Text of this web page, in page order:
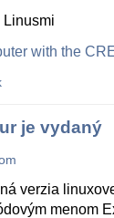
Linusmi
with the
je vydaný
verzia
menom